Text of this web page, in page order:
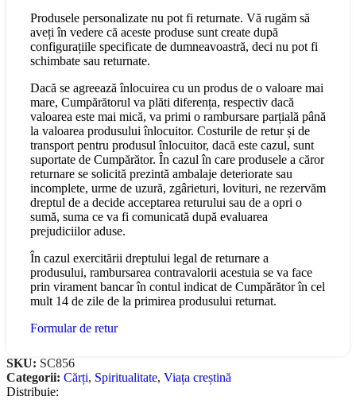
Produsele personalizate nu pot fi returnate. Vă rugăm să
aveți în vedere că aceste produse sunt create după
configurațiile specificate de dumneavoastră, deci nu pot fi
schimbate sau returnate.
Dacă se agreează înlocuirea cu un produs de o valoare mai
mare, Cumpărătorul va plăti diferența, respectiv dacă
valoarea este mai mică, va primi o rambursare parțială până
la valoarea produsului înlocuitor. Costurile de retur și de
transport pentru produsul înlocuitor, dacă este cazul, sunt
suportate de Cumpărător. În cazul în care produsele a căror
returnare se solicită prezintă ambalaje deteriorate sau
incomplete, urme de uzură, zgârieturi, lovituri, ne rezervăm
dreptul de a decide acceptarea returului sau de a opri o
sumă, suma ce va fi comunicată după evaluarea
prejudiciilor aduse.
În cazul exercitării dreptului legal de returnare a
produsului, rambursarea contravalorii acestuia se va face
prin virament bancar în contul indicat de Cumpărător în cel
mult 14 de zile de la primirea produsului returnat.
Formular de retur
SKU: SC856
Categorii: Cărți, Spiritualitate, Viața creștină
Distribuie: